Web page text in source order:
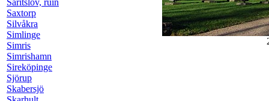
Saritslöv, ruin
Saxtorp
Silvåkra
Simlinge
Simris
Simrishamn
Sireköpinge
Sjörup
Skabersjö